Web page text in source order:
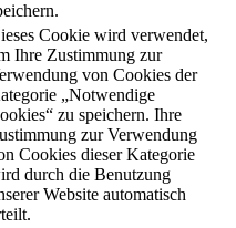
Cookie wird verwendet,
Ihre Zustimmung zur
von Cookies der
„Notwendige
zu speichern. Ihre
zur Verwendung
Cookies dieser Kategorie
durch die Benutzung
Website automatisch